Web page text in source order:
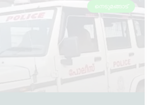
നെടുമങ്ങാട്